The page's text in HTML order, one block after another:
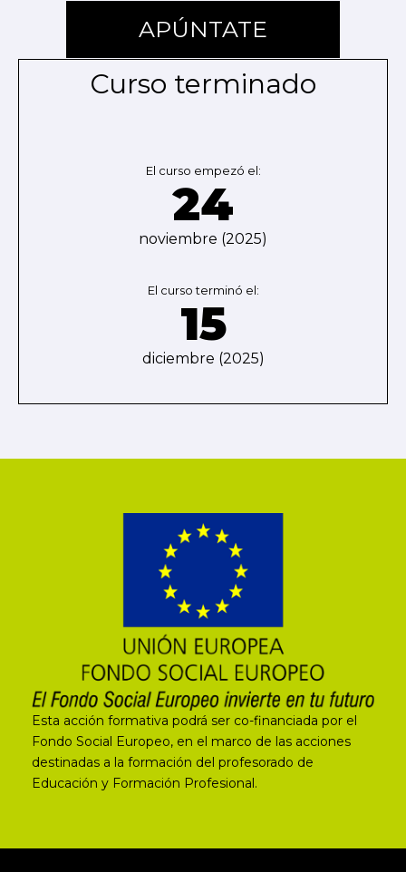
APÚNTATE
Curso terminado
El curso empezó el:
24
noviembre (2025)
El curso terminó el:
15
diciembre (2025)
Esta acción formativa podrá ser co-financiada por el
Fondo Social Europeo, en el marco de las acciones
destinadas a la formación del profesorado de
Educación y Formación Profesional.